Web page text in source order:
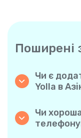
Поширені
Чи є
Yolla в
тільки за
комісій,
Чи